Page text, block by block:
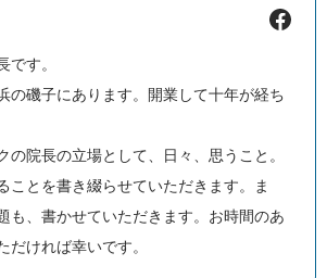
Facebook
です。
の磯子にあります。開業して十年が経ち
の院長の立場として、日々、思うこと。
ことを書き綴らせていただきます。ま
も、書かせていただきます。お時間のあ
だければ幸いです。